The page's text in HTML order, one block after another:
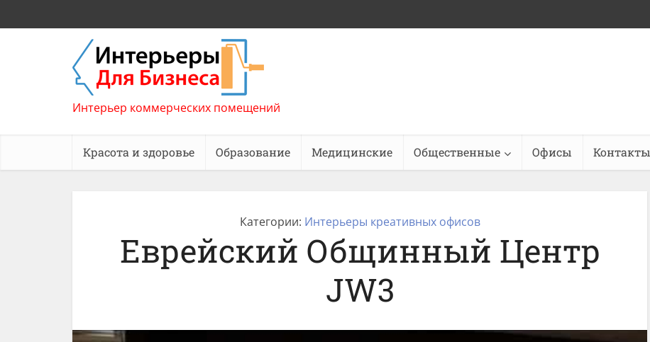
Интерьер коммерческих помещений
Красота и здоровье Образование Медицинские Общественные Офисы Контакты
Категории: Интерьеры креативных офисов
Еврейский Общинный Центр
JW3